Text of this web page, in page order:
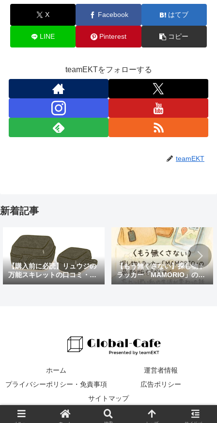
X Facebook はてブ
LINE Pinterest コピー
teamEKTをフォローする
teamEKT
新着記事
【購入前に必読】リュウジの
万能スキレットの口コミ・評
判まとめ｜後悔しないための
【もう無くさない】探し物ト
ラッカー「MAMORIO」の最
新版を試したら、忘れっぽい
ホーム
運営者情報
プライバシーポリシー・免責事項
広告ポリシー
サイトマップ
© 2016 Global Cafe.